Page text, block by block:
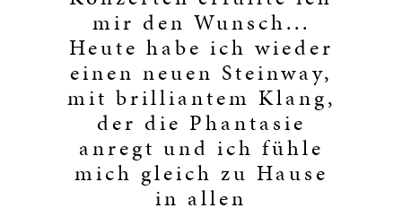
mir den Wunsch...
Heute habe ich wieder
einen neuen Steinway,
mit brilliantem Klang,
der die Phantasie
anregt und ich fühle
mich gleich zu Hause
in allen